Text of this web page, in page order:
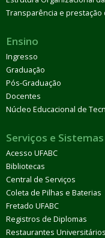
Transparência e prestação
Ensino
Ingresso
Graduação
Pós-Graduação
Docentes
Núcleo Educacional de
Serviços e Sistemas
Acesso UFABC
Bibliotecas
Central de Serviços
Coleta de Pilhas e Baterias
Fretado UFABC
Registros de Diplomas
Restaurantes